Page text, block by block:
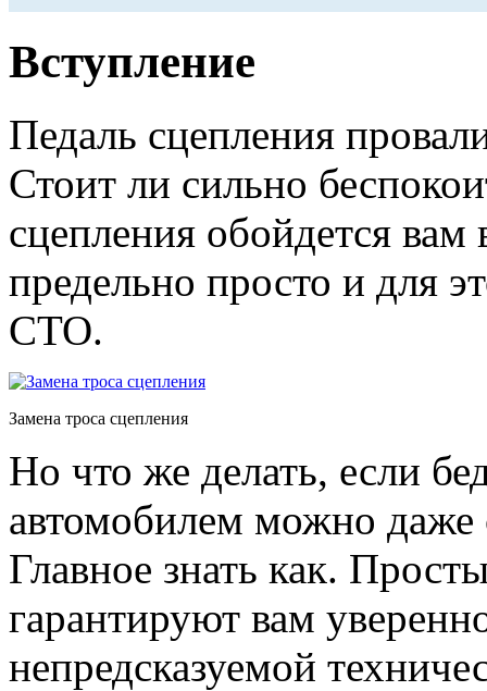
Вступление
Педаль сцепления
Стоит ли сильно
сцепления обойдется
предельно просто и для
СТО.
Замена троса сцепления
Но что же делать, если
автомобилем можно
Главное знать как.
гарантируют вам
непредсказуемой